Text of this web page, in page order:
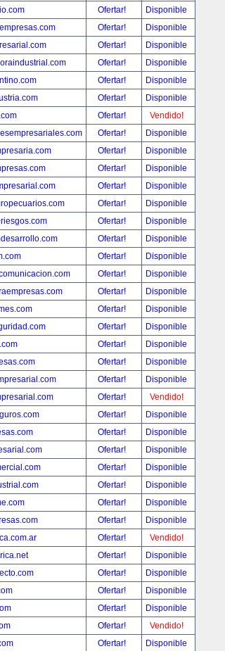
Ofertar!
Disponible
Ofertar!
Disponible
Ofertar!
Disponible
Ofertar!
Disponible
Ofertar!
Disponible
Ofertar!
Disponible
Ofertar!
Vendido!
Ofertar!
Disponible
Ofertar!
Disponible
Ofertar!
Disponible
Ofertar!
Disponible
Ofertar!
Disponible
Ofertar!
Disponible
Ofertar!
Disponible
Ofertar!
Disponible
Ofertar!
Disponible
Ofertar!
Disponible
Ofertar!
Disponible
Ofertar!
Disponible
Ofertar!
Disponible
Ofertar!
Disponible
Ofertar!
Disponible
Ofertar!
Vendido!
Ofertar!
Disponible
Ofertar!
Disponible
Ofertar!
Disponible
Ofertar!
Disponible
Ofertar!
Disponible
Ofertar!
Disponible
Ofertar!
Disponible
Ofertar!
Vendido!
Ofertar!
Disponible
Ofertar!
Disponible
Ofertar!
Disponible
Ofertar!
Disponible
Ofertar!
Vendido!
Ofertar! Disponible